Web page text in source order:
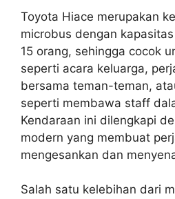
Toyota Hiace merupakan
microbus dengan
15 orang, sehingga cocok
seperti acara keluarga,
bersama teman-teman,
seperti membawa staff
Kendaraan ini dilengkapi
modern yang membuat
mengesankan dan
Salah satu kelebihan dari